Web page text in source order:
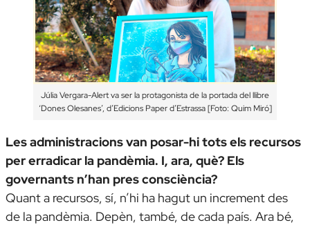
Júlia Vergara-Alert va ser la protagonista de la portada del llibre
‘Dones Olesanes’, d’Edicions Paper d’Estrassa [Foto: Quim Miró]
Les administracions van posar-hi tots els recursos
per erradicar la pandèmia. I, ara, què? Els
governants n’han pres consciència?
Quant a recursos, sí, n’hi ha hagut un increment des
de la pandèmia. Depèn, també, de cada país. Ara bé,